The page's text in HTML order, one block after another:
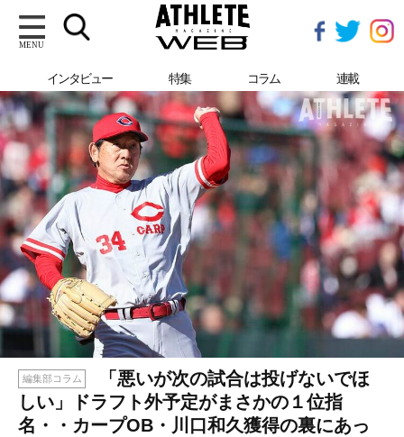
MENU
インタビュー 特集 コラム 連載
編集部コラム
「悪いが次の試合は投げないでほ
しい」ドラフト外予定がまさかの１位指
名・・カープOB・川口和久獲得の裏にあっ